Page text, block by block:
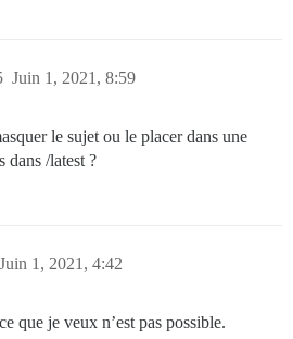
Juin 1, 2021, 8:59
le sujet ou le placer dans une
dans /latest ?
Juin 1, 2021, 4:42
que je veux n’est pas possible.